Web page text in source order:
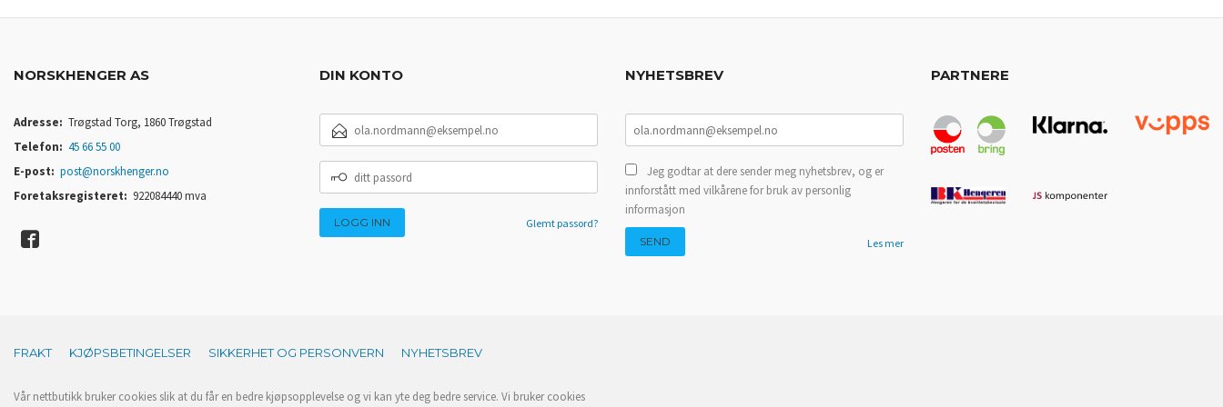
NORSKHENGER AS
Adresse: Trøgstad Torg, 1860 Trøgstad
Telefon: 45 66 55 00
E-post: post@norskhenger.no
Foretaksregisteret: 922084440 mva
DIN KONTO
POSTADRESSE
PASSORD
Glemt passord?
NYHETSBREV
Jeg godtar at dere sender meg nyhetsbrev, og er
innforstått med vilkårene for bruk av personlig
informasjon
Les mer
PARTNERE
FRAKT KJØPSBETINGELSER SIKKERHET OG PERSONVERN NYHETSBREV
Vår nettbutikk bruker cookies slik at du får en bedre kjøpsopplevelse og vi kan yte deg bedre service. Vi bruker cookies